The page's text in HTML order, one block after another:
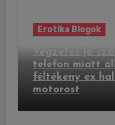
Erotika Blogok
Végzetes jó
telefon miatt
féltékeny ex
motorost